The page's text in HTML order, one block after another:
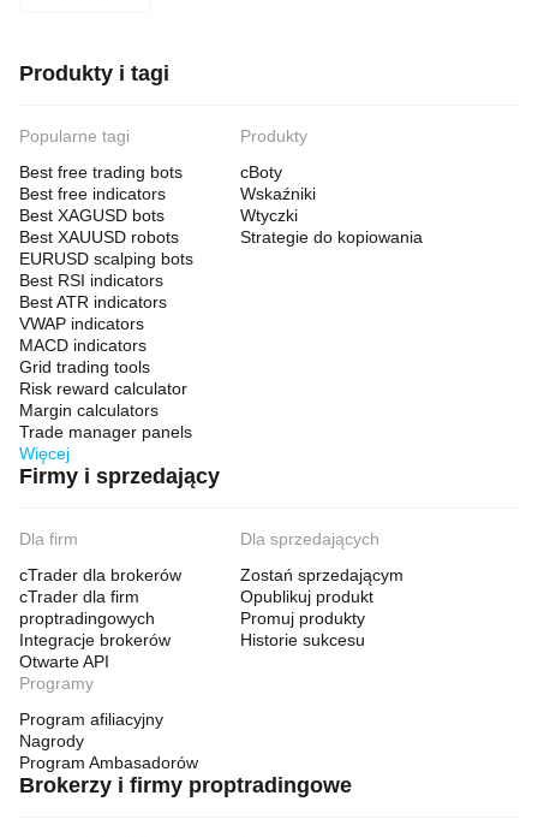
Produkty i tagi
Popularne tagi
Best free trading bots
Best free indicators
Best XAGUSD bots
Best XAUUSD robots
EURUSD scalping bots
Best RSI indicators
Best ATR indicators
VWAP indicators
MACD indicators
Grid trading tools
Risk reward calculator
Margin calculators
Trade manager panels
Więcej
Produkty
cBoty
Wskaźniki
Wtyczki
Strategie do kopiowania
Firmy i sprzedający
Dla firm
cTrader dla brokerów
cTrader dla firm
proptradingowych
Integracje brokerów
Otwarte API
Dla sprzedających
Zostań sprzedającym
Opublikuj produkt
Promuj produkty
Historie sukcesu
Programy
Program afiliacyjny
Nagrody
Program Ambasadorów
Brokerzy i firmy proptradingowe